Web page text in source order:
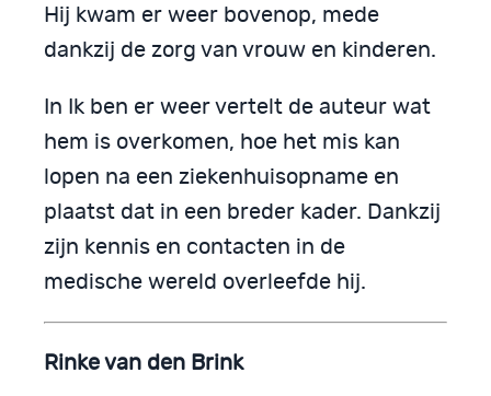
Hij kwam er weer bovenop, mede
dankzij de zorg van vrouw en kinderen.
In Ik ben er weer vertelt de auteur wat
hem is overkomen, hoe het mis kan
lopen na een ziekenhuisopname en
plaatst dat in een breder kader. Dankzij
zijn kennis en contacten in de
medische wereld overleefde hij.
Rinke van den Brink